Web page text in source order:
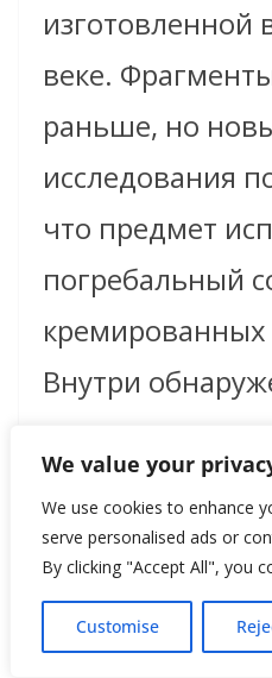
We value your
We use cookies to enhance
serve personalised ads or
By clicking "Accept All", you
Customise
изготовленной
веке.
раньше, но
исследования
что предмет
погребальный
кремированных
Внутри
животные кости,
гребень из
Вот это уже